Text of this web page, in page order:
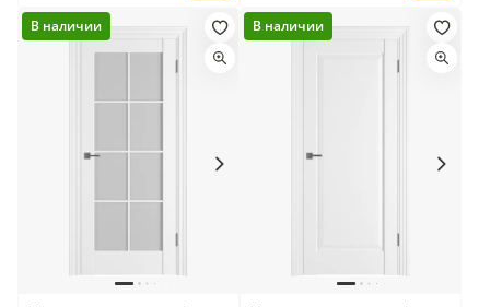
В наличии В наличии